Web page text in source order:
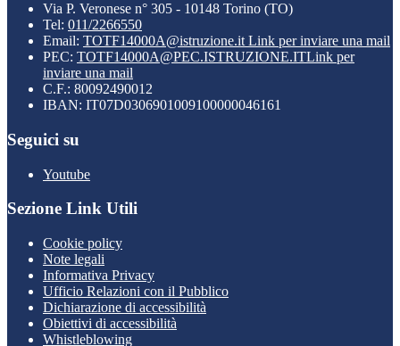
Via P. Veronese n° 305 - 10148 Torino (TO)
Tel: 011/2266550
Email: TOTF14000A@istruzione.it Link per inviare una mail
PEC: TOTF14000A@PEC.ISTRUZIONE.ITLink per
inviare una mail
C.F.: 80092490012
IBAN: IT07D0306901009100000046161
Seguici su
Youtube
Sezione Link Utili
Cookie policy
Note legali
Informativa Privacy
Ufficio Relazioni con il Pubblico
Dichiarazione di accessibilità
Obiettivi di accessibilità
Whistleblowing